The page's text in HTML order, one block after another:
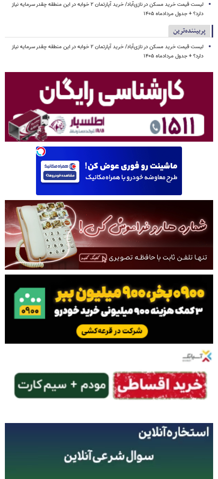
لیست قیمت خرید مسکن در نازی‌آباد/ خرید آپارتمان ۲ خوابه در این منطقه چقدر سرمایه نیاز
دارد؟ + جدول مردادماه ۱۴۰۵
پربیننده‌ترین
لیست قیمت خرید مسکن در نازی‌آباد/ خرید آپارتمان ۲ خوابه در این منطقه چقدر سرمایه نیاز
دارد؟ + جدول مردادماه ۱۴۰۵